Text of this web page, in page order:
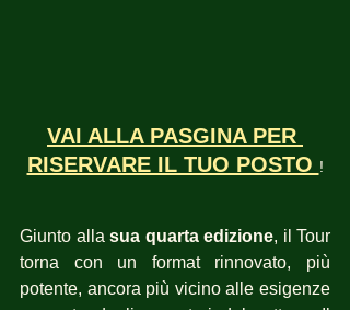
VAI ALLA PASGINA PER
RISERVARE IL TUO POSTO !
Giunto alla sua quarta edizione, il Tour
torna con un format rinnovato, più
potente, ancora più vicino alle esigenze